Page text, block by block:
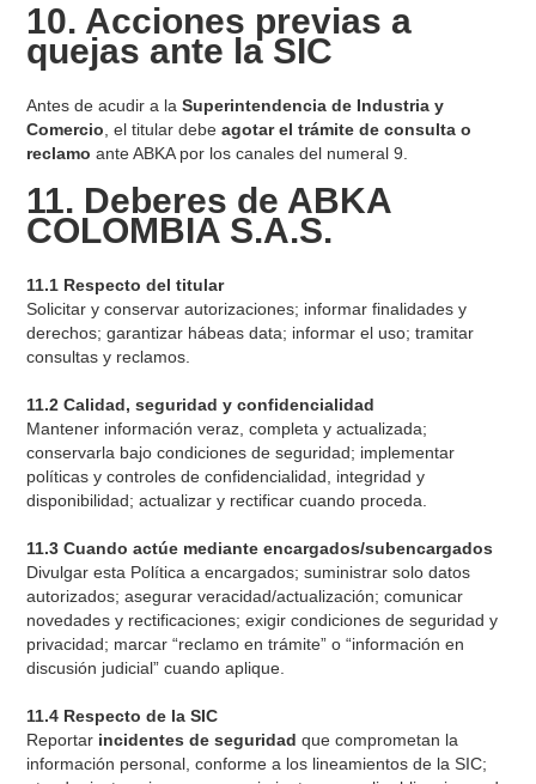
10. Acciones previas a
quejas ante la SIC
Antes de acudir a laSuperintendencia de Industria y
Comercio , el titular debeagotar el trámite de consulta o
reclamo ante ABKA por los canales del numeral 9.
11. Deberes de ABKA
COLOMBIA S.A.S.
11.1 Respecto del titular
Solicitar y conservar autorizaciones; informar finalidades y
derechos; garantizar hábeas data; informar el uso; tramitar
consultas y reclamos.
11.2 Calidad, seguridad y confidencialidad
Mantener información veraz, completa y actualizada;
conservarla bajo condiciones de seguridad; implementar
políticas y controles de confidencialidad, integridad y
disponibilidad; actualizar y rectificar cuando proceda.
11.3 Cuando actúe mediante encargados/subencargados
Divulgar esta Política a encargados; suministrar solo datos
autorizados; asegurar veracidad/actualización; comunicar
novedades y rectificaciones; exigir condiciones de seguridad y
privacidad; marcar “reclamo en trámite” o “información en
discusión judicial” cuando aplique.
11.4 Respecto de la SIC
Reportar incidentes de seguridad que comprometan la
información personal, conforme a los lineamientos de la SIC;